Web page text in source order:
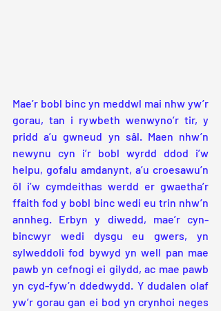
Mae’r bobl binc yn meddwl mai nhw yw’r
gorau, tan i rywbeth wenwyno’r tir, y
pridd a’u gwneud yn sâl. Maen nhw’n
newynu cyn i’r bobl wyrdd ddod i’w
helpu, gofalu amdanynt, a’u croesawu’n
ôl i’w cymdeithas werdd er gwaetha’r
ffaith fod y bobl binc wedi eu trin nhw’n
annheg. Erbyn y diwedd, mae’r cyn-
bincwyr wedi dysgu eu gwers, yn
sylweddoli fod bywyd yn well pan mae
pawb yn cefnogi ei gilydd, ac mae pawb
yn cyd-fyw’n ddedwydd. Y dudalen olaf
yw’r gorau gan ei bod yn crynhoi neges